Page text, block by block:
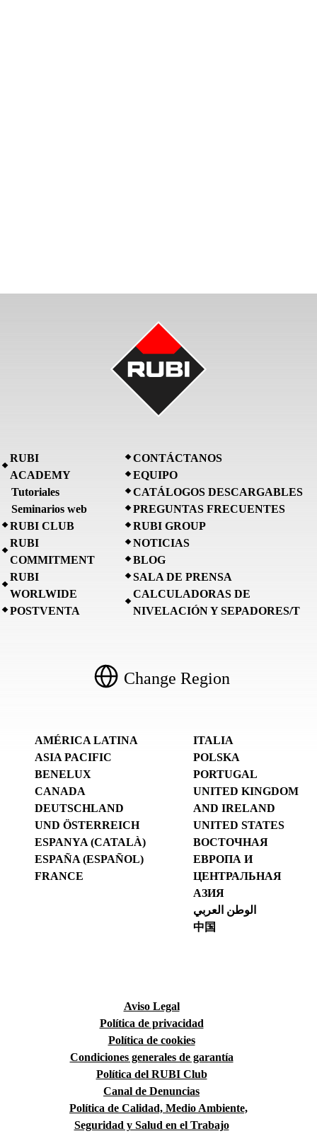
RUBI
ACADEMY
Tutoriales
Seminarios web
RUBI CLUB
RUBI
COMMITMENT
RUBI
WORLWIDE
POSTVENTA
CONTÁCTANOS
EQUIPO
CATÁLOGOS DESCARGABLES
PREGUNTAS FRECUENTES
RUBI GROUP
NOTICIAS
BLOG
SALA DE PRENSA
CALCULADORAS DE
NIVELACIÓN Y SEPADORES/T
Change Region
AMÉRICA LATINA
ASIA PACIFIC
BENELUX
CANADA
DEUTSCHLAND
UND ÖSTERREICH
ESPANYA (CATALÀ)
ESPAÑA (ESPAÑOL)
FRANCE
ITALIA
POLSKA
PORTUGAL
UNITED KINGDOM
AND IRELAND
UNITED STATES
ВОСТОЧНАЯ
ЕВРОПА И
ЦЕНТРАЛЬНАЯ
АЗИЯ
الوطن العربي
中国
Aviso Legal
Política de privacidad
Política de cookies
Condiciones generales de garantía
Política del RUBI Club
Canal de Denuncias
Política de Calidad, Medio Ambiente,
Seguridad y Salud en el Trabajo